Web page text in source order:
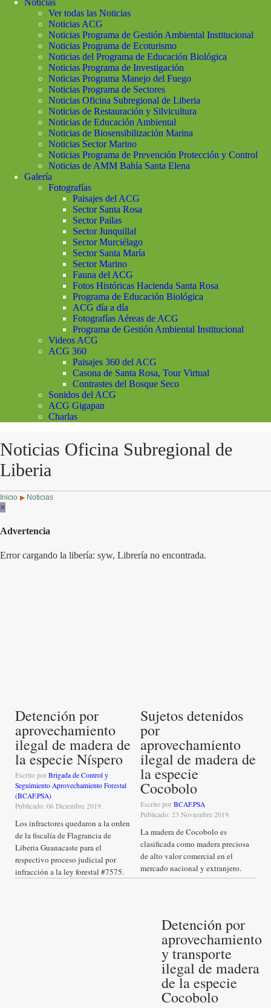
Noticias
Ver todas las Noticias
Noticias ACG
Noticias Programa de Gestión Ambiental Institucional
Noticias Programa de Ecoturismo
Noticias del Programa de Educación Biológica
Noticias Programa de Investigación
Noticias Programa Manejo del Fuego
Noticias Programa de Sectores
Noticias Oficina Subregional de Liberia
Noticias de Restauración y Silvicultura
Noticias de Educación Ambiental
Noticias de Biosensibilización Marina
Noticias Sector Marino
Noticias Programa de Prevención Protección y Control
Noticias de AMM Bahía Santa Elena
Galería
Fotografías
Paisajes del ACG
Sector Santa Rosa
Sector Pailas
Sector Junquillal
Sector Murciélago
Sector Santa María
Sector Marino
Fauna del ACG
Fotos Históricas Hacienda Santa Rosa
Programa de Educación Biológica
ACG día a día
Fotografías Aéreas de ACG
Programa de Gestión Ambiental Institucional
Videos ACG
ACG 360
Paisajes 360 del ACG
Casona de Santa Rosa, Tour Virtual
Contrastes del Bosque Seco
Sonidos del ACG
ACG Gigapan
Charlas
Noticias Oficina Subregional de
Liberia
Inicio ▶ Noticias
×
Advertencia
Error cargando la libería: syw, Librería no encontrada.
Detención por
aprovechamiento
ilegal de madera de
la especie Níspero
Escrito por Brigada de Control y
Seguimiento Aprovechamiento Forestal
(BCAF.PSA)
Publicado: 06 Diciembre 2019.
Los infractores quedaron a la orden
de la fiscalía de Flagrancia de
Liberia Guanacaste para el
respectivo proceso judicial por
infracción a la ley forestal #7575.
Sujetos detenidos
por
aprovechamiento
ilegal de madera de
la especie
Cocobolo
Escrito por BCAF.PSA
Publicado: 23 Noviembre 2019.
La madera de Cocobolo es
clasificada como madera preciosa
de alto valor comercial en el
mercado nacional y extranjero.
Detención por
aprovechamiento
y transporte
ilegal de madera
de la especie
Cocobolo